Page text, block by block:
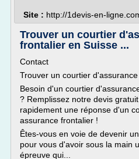
Site : http://1devis-en-
Trouver un courtier
frontalier en Suisse ...
Contact
Trouver un courtier
Besoin d'un courtier
? Remplissez notre devis
rapidement une réponse d'un
assurance frontalier !
Êtes-vous en voie de devenir
pour vous d'avoir sous la main
épreuve qui...